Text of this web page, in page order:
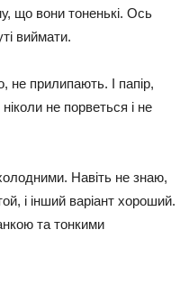
що вони тоненькі. Ось
виймати.
не прилипають. І папір,
не порветься і не
Навіть не знаю,
і інший варіант хороший.
та тонкими